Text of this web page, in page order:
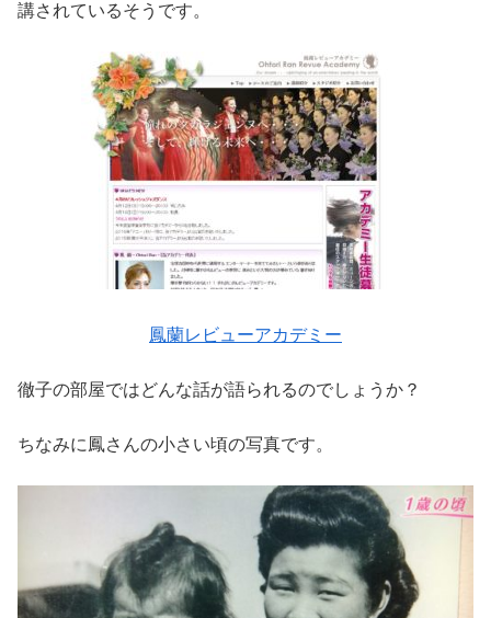
講されているそうです。
鳳蘭レビューアカデミー
徹子の部屋ではどんな話が語られるのでしょうか？
ちなみに鳳さんの小さい頃の写真です。